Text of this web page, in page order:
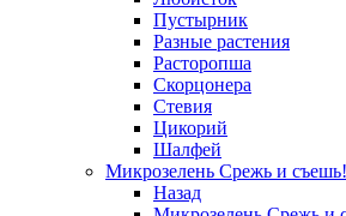
Пустырник
Разные растения
Расторопша
Скорцонера
Стевия
Цикорий
Шалфей
Микрозелень Срежь и
Назад